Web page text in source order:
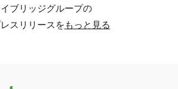
ブリッジグループの
スリリースをもっと見る